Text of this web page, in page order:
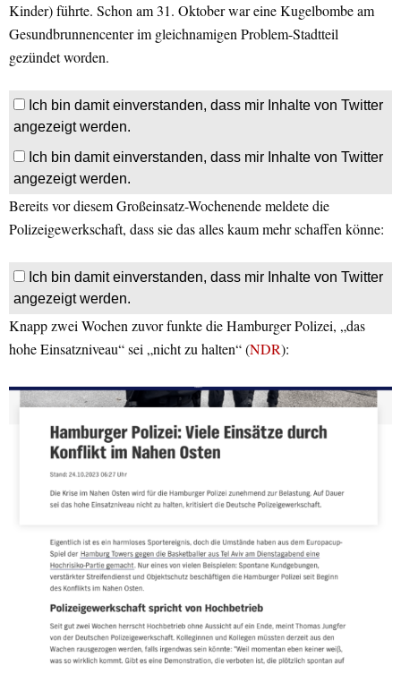
Kinder) führte. Schon am 31. Oktober war eine Kugelbombe am
Gesundbrunnencenter im gleichnamigen Problem-Stadtteil
gezündet worden.
Ich bin damit einverstanden, dass mir Inhalte von Twitter
angezeigt werden.
Ich bin damit einverstanden, dass mir Inhalte von Twitter
angezeigt werden.
Bereits vor diesem Großeinsatz-Wochenende meldete die
Polizeigewerkschaft, dass sie das alles kaum mehr schaffen könne:
Ich bin damit einverstanden, dass mir Inhalte von Twitter
angezeigt werden.
Knapp zwei Wochen zuvor funkte die Hamburger Polizei, „das
hohe Einsatzniveau“ sei „nicht zu halten“ (NDR):